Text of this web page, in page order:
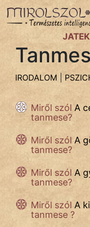
IRODALOMtémák:
Történetek
Dráma
Költemény
Házi
Komédia
Kötelező
IRODALOM
Miről szól A
tanmese?
Miről szól A
tanmese?
Miről szól A
tanmese?
Miről szól A
tanmese ?